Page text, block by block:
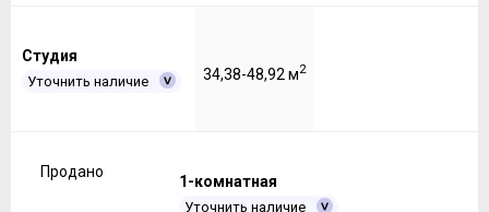
Студия
Уточнить наличие 34,38-48,92 м2
Продано
1-комнатная
Уточнить наличие